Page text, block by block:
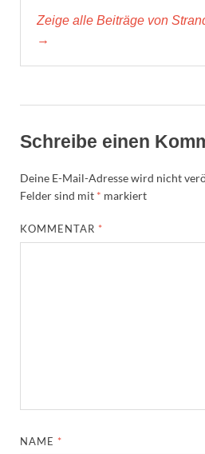
Zeige alle Beiträge von
→
Schreibe einen
Deine E-Mail-Adresse wird nicht
Felder sind mit * markiert
KOMMENTAR *
NAME *